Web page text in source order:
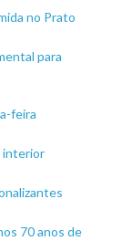
no Prato
para
feira
interior
70 anos de